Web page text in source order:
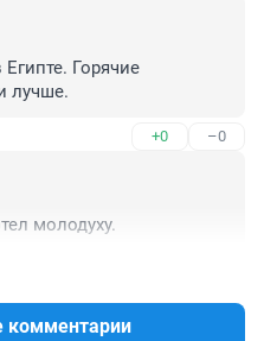
Горячие
лучше.
+0 –0
молодуху.
комментарии